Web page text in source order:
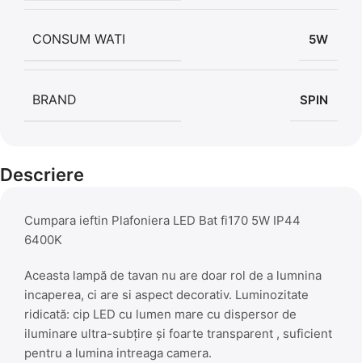
CONSUM WATI 5W
BRAND SPIN
Descriere
Cumpara ieftin Plafoniera LED Bat fi170 5W IP44
6400K
Aceasta lampă de tavan nu are doar rol de a lumnina
incaperea, ci are si aspect decorativ. Luminozitate
ridicată: cip LED cu lumen mare cu dispersor de
iluminare ultra-subțire și foarte transparent , suficient
pentru a lumina intreaga camera.